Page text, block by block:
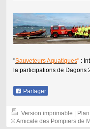
"Sauveteurs Aquatiques" :
la participations de Dagons
Partager
Version imprimable |
© Amicale des Pompiers de